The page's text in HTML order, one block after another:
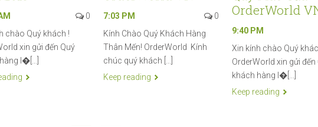
0
chào Quý khách !
xin gửi đến Quý
l�[...]
7:03 PM
0
Kính Chào Quý Khách Hàng
Thân Mến! OrderWorld Kính
chúc quý khách [...]
Keep reading
OrderWorld
9:40 PM
Xin kính chào Quý
OrderWorld xin gửi đến
khách hàng l�[...]
Keep reading